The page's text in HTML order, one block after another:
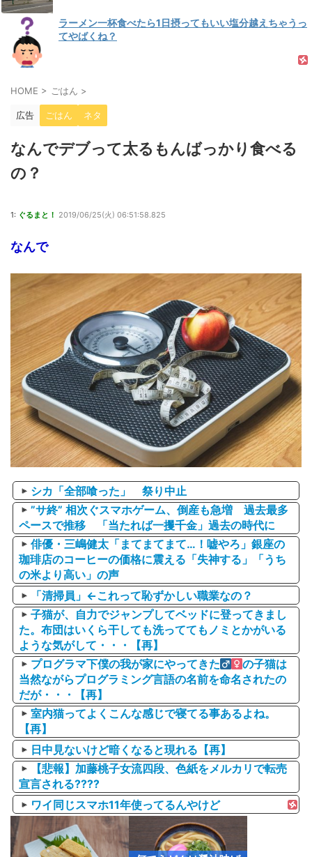
ラーメン一杯食べたら1日摂ってもいい塩分越えちゃうっ
てやばくね？
HOME > ごはん >
広告 ごはん ネタ
なんでデブって太るもんばっかり食べる
の？
1: ぐるまと！ 2019/06/25(火) 06:51:58.825
なんで
シカ「全部喰った」 祭り中止
”サ終” 相次ぐスマホゲーム、倒産も急増 過去最多
ペースで推移 「当たれば一攫千金」過去の時代に
俳優・三嶋健太「まてまてまて…！嘘やろ」銀座の
珈琲店のコーヒーの価格に震える「失神する」「うち
の米より高い」の声
「清掃員」←これって恥ずかしい職業なの？
子猫が、自力でジャンプしてベッドに登ってきまし
た。布団はいくら干しても洗っててもノミとかがいる
ような気がして・・・【再】
プログラマ下僕の我が家にやってきた
の子猫は
当然ながらプログラミング言語の名前を命名されたの
だが・・・【再】
室内猫ってよくこんな感じで寝てる事あるよね。
【再】
日中見ないけど暗くなると現れる【再】
【悲報】加藤桃子女流四段、色紙をメルカリで転売
宣言される????
ワイ同じスマホ11年使ってるんやけど